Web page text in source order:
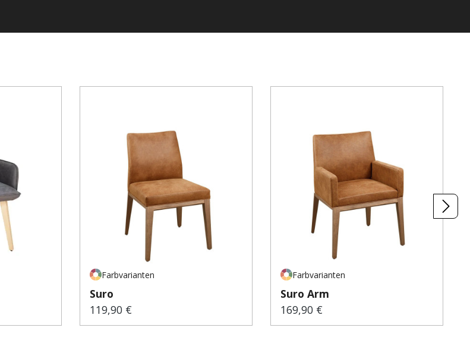
Farbvarianten
Suro
Regulärer Preis:
119,90 €
Farbvarianten
Suro Arm
Regulärer Preis:
169,90 €